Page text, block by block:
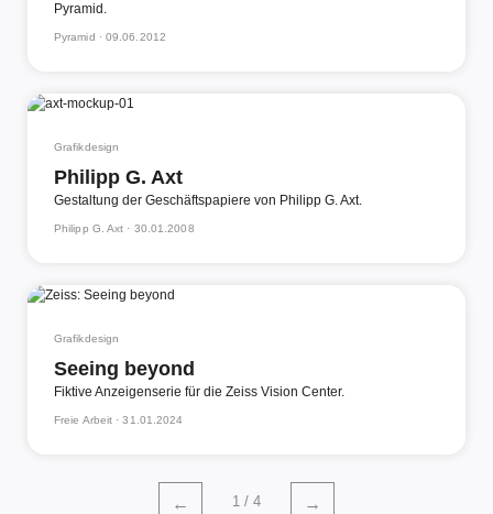
Pyramid.
Pyramid · 09.06.2012
Grafikdesign
Philipp G. Axt
Gestaltung der Geschäftspapiere von Philipp G. Axt.
Philipp G. Axt · 30.01.2008
Grafikdesign
Seeing beyond
Fiktive Anzeigenserie für die Zeiss Vision Center.
Freie Arbeit ·31.01.2024
← 1 / 4 →